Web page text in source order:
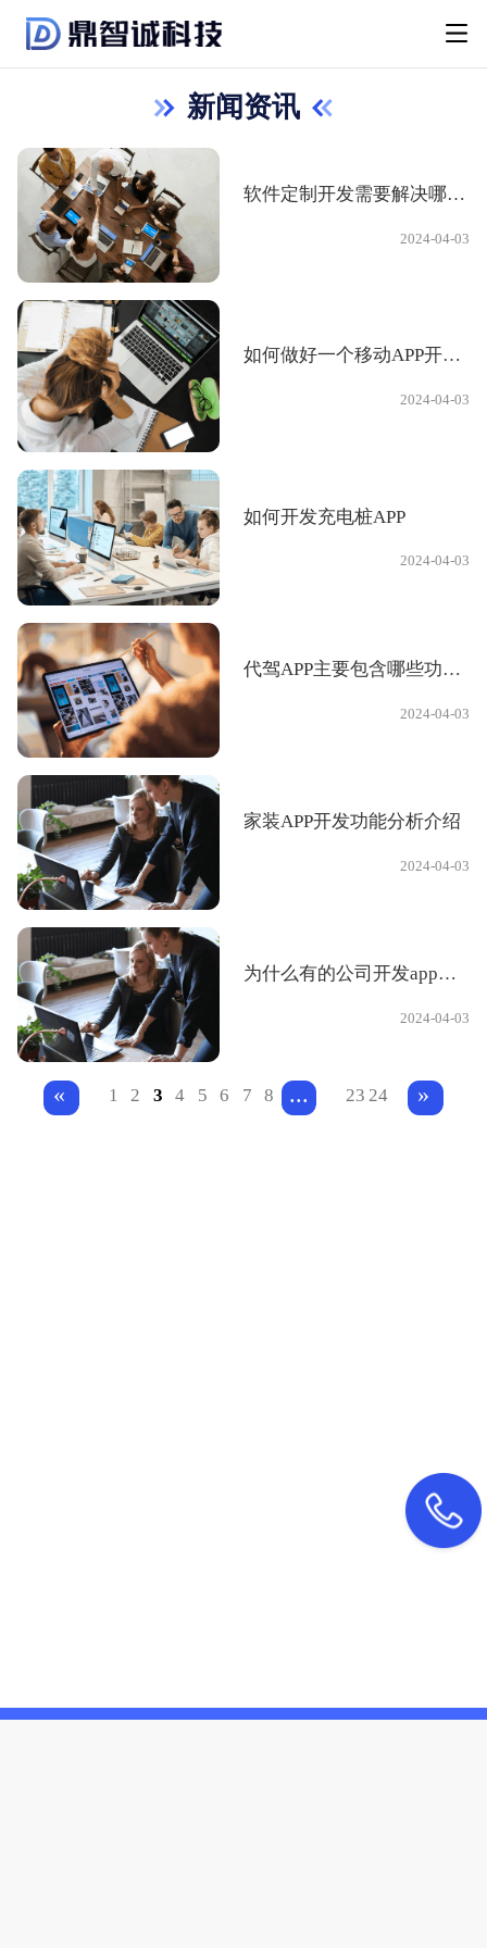
新闻资讯
软件定制开发需要解决哪些问题
2024-04-03
如何做好一个移动APP开发产品设计的用户体验
2024-04-03
如何开发充电桩APP
2024-04-03
代驾APP主要包含哪些功能？
2024-04-03
家装APP开发功能分析介绍
2024-04-03
为什么有的公司开发app报价这么低
2024-04-03
« 1 2 3 4 5 6 7 8 ... 23 24 »